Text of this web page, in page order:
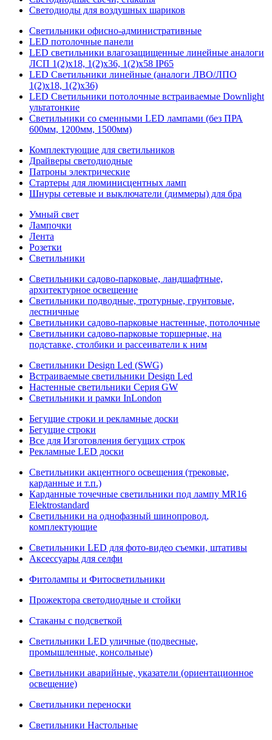
Светодиоды для воздушных шариков
Светильники офисно-административные
LED потолочные панели
LED светильники влагозащищенные линейные аналоги
ЛСП 1(2)х18, 1(2)х36, 1(2)х58 IP65
LED Светильники линейные (аналоги ЛВО/ЛПО
1(2)х18, 1(2)х36)
LED Светильники потолочные встраиваемые Downlight
ультатонкие
Светильники со сменными LED лампами (без ПРА
600мм, 1200мм, 1500мм)
Комплектующие для светильников
Драйверы светодиодные
Патроны электрические
Стартеры для люминисцентных ламп
Шнуры сетевые и выключатели (диммеры) для бра
Умный свет
Лампочки
Лента
Розетки
Светильники
Светильники садово-парковые, ландшафтные,
архитектурное освещение
Светильники подводные, тротурные, грунтовые,
лестничные
Светильники садово-парковые настенные, потолочные
Светильники садово-парковые торшерные, на
подставке, столбики и рассеиватели к ним
Светильники Design Led (SWG)
Встраиваемые светильники Design Led
Настенные светильники Серия GW
Светильники и рамки InLondon
Бегущие строки и рекламные доски
Бегущие строки
Все для Изготовления бегущих строк
Рекламные LED доски
Светильники акцентного освещения (трековые,
карданные и т.п.)
Карданные точечные светильники под лампу MR16
Elektrostandard
Светильники на однофазный шинопровод,
комплектующие
Светильники LED для фото-видео съемки, штативы
Аксессуары для селфи
Фитолампы и Фитосветильники
Прожектора светодиодные и стойки
Стаканы с подсветкой
Светильники LED уличные (подвесные,
промышленные, консольные)
Светильники аварийные, указатели (ориентационное
освещение)
Светильники переноски
Светильники Настольные